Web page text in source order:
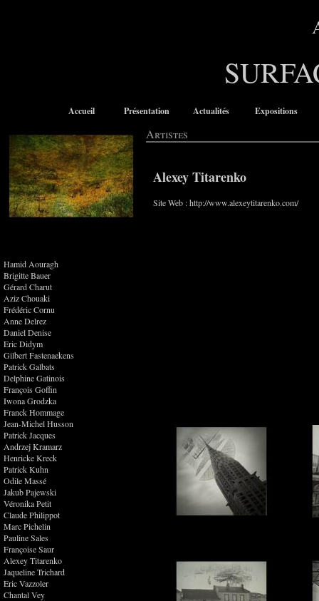
Accueil Présentation Actualités Expositions
Hamid Aouragh
Brigitte Bauer
Gérard Charut
Aziz Chouaki
Frédéric Cornu
Anne Delrez
Daniel Denise
Eric Didym
Gilbert Fastenaekens
Patrick Galbats
Delphine Gatinois
François Goffin
Iwona Grodzka
Franck Hommage
Jean-Michel Husson
Patrick Jacques
Andrzej Kramarz
Henricke Kreck
Patrick Kuhn
Odile Massé
Jakub Pajewski
Véronika Petit
Claude Philippot
Marc Pichelin
Pauline Sales
Françoise Saur
Alexey Titarenko
Jaqueline Trichard
Eric Vazzoler
Chantal Vey
Artistes
Alexey Titarenko
Site Web :http://www.alexeytitarenko.com/